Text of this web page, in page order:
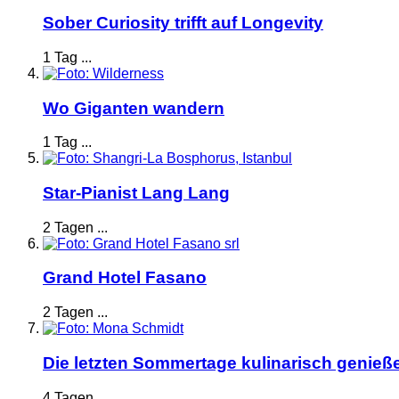
Sober Curiosity trifft auf Longevity
1 Tag ...
Wo Giganten wandern
1 Tag ...
Star-Pianist Lang Lang
2 Tagen ...
Grand Hotel Fasano
2 Tagen ...
Die letzten Sommertage kulinarisch